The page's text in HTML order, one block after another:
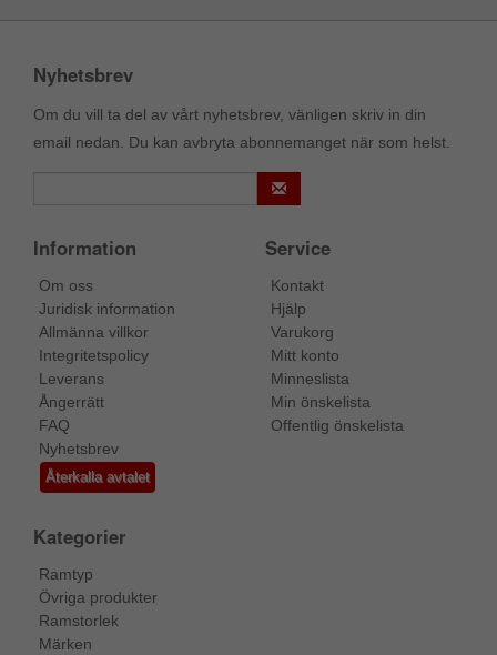
Nyhetsbrev
Om du vill ta del av vårt nyhetsbrev, vänligen skriv in din
email nedan. Du kan avbryta abonnemanget när som helst.
Information
Om oss
Juridisk information
Allmänna villkor
Integritetspolicy
Leverans
Ångerrätt
FAQ
Nyhetsbrev
Återkalla avtalet
Service
Kontakt
Hjälp
Varukorg
Mitt konto
Minneslista
Min önskelista
Offentlig önskelista
Kategorier
Ramtyp
Övriga produkter
Ramstorlek
Märken